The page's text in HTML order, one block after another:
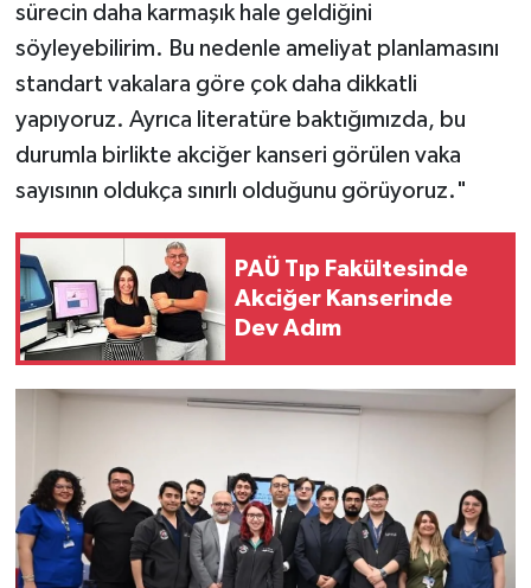
sürecin daha karmaşık hale geldiğini
söyleyebilirim. Bu nedenle ameliyat planlamasını
standart vakalara göre çok daha dikkatli
yapıyoruz. Ayrıca literatüre baktığımızda, bu
durumla birlikte akciğer kanseri görülen vaka
sayısının oldukça sınırlı olduğunu görüyoruz."
PAÜ Tıp Fakültesinde
Akciğer Kanserinde
Dev Adım